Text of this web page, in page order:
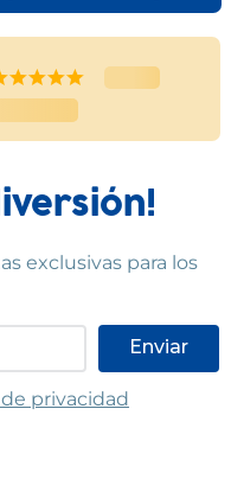
exclusivas para los
Enviar
privacidad